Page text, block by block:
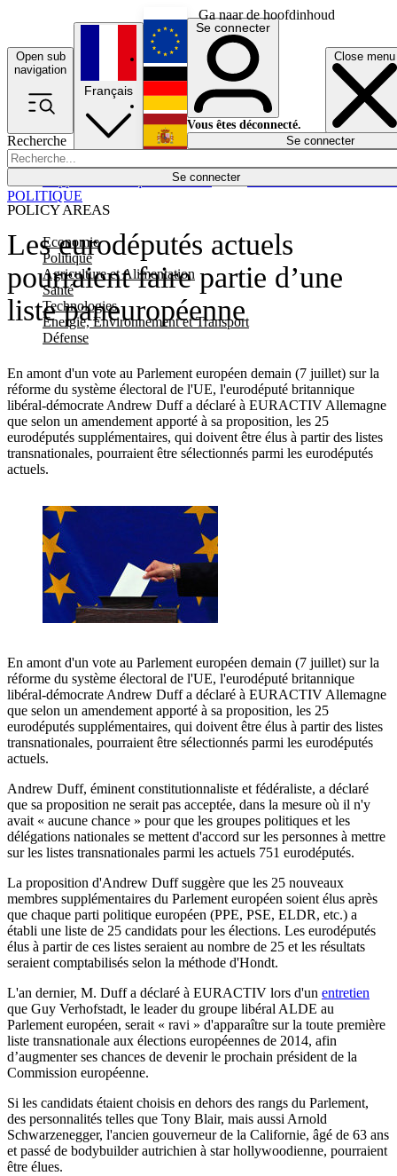
Ga naar de hoofdinhoud
Open sub
navigation
Close menu
Recherche
Se connecter
POLICY AREAS
Economie
Politique
Agriculture et Alimentation
Santé
Technologies
Energie, Environnement et Transport
Défense
Économie
Français
English
Deutsch
Español
Se connecter
Vous êtes déconnecté.
Se connecter
Les eurodéputés actuels
pourraient faire partie d’une
liste paneuropéenne
En amont d'un vote au Parlement européen demain (7 juillet) sur la
réforme du système électoral de l'UE, l'eurodéputé britannique
libéral-démocrate Andrew Duff a déclaré à EURACTIV Allemagne
que selon un amendement apporté à sa proposition, les 25
eurodéputés supplémentaires, qui doivent être élus à partir des listes
transnationales, pourraient être sélectionnés parmi les eurodéputés
actuels.
POLITIQUE
En amont d'un vote au Parlement européen demain (7 juillet) sur la
réforme du système électoral de l'UE, l'eurodéputé britannique
libéral-démocrate Andrew Duff a déclaré à EURACTIV Allemagne
que selon un amendement apporté à sa proposition, les 25
eurodéputés supplémentaires, qui doivent être élus à partir des listes
transnationales, pourraient être sélectionnés parmi les eurodéputés
actuels.
Andrew Duff, éminent constitutionnaliste et fédéraliste, a déclaré
que sa proposition ne serait pas acceptée, dans la mesure où il n'y
avait « aucune chance » pour que les groupes politiques et les
délégations nationales se mettent d'accord sur les personnes à mettre
sur les listes transnationales parmi les actuels 751 eurodéputés.
La proposition d'Andrew Duff suggère que les 25 nouveaux
membres supplémentaires du Parlement européen soient élus après
que chaque parti politique européen (PPE, PSE, ELDR, etc.) a
établi une liste de 25 candidats pour les élections. Les eurodéputés
élus à partir de ces listes seraient au nombre de 25 et les résultats
seraient comptabilisés selon la méthode d'Hondt.
L'an dernier, M. Duff a déclaré à EURACTIV lors d'un entretien
que Guy Verhofstadt, le leader du groupe libéral ALDE au
Parlement européen, serait « ravi » d'apparaître sur la toute première
liste transnationale aux élections européennes de 2014, afin
d’augmenter ses chances de devenir le prochain président de la
Commission européenne.
Si les candidats étaient choisis en dehors des rangs du Parlement,
des personnalités telles que Tony Blair, mais aussi Arnold
Schwarzenegger, l'ancien gouverneur de la Californie, âgé de 63 ans
et passé de bodybuilder autrichien à star hollywoodienne, pourraient
être élues.